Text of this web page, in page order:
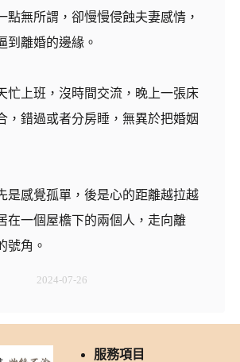
點無所謂，卻慢慢侵蝕夫妻感情，
到離婚的邊緣。
忙上班，沒時間交流，晚上一張床
，錯過或者分房睡，無異於把婚姻
是感覺孤單，後是心的距離越拉越
在一個屋檐下的兩個人，走向離
號角。
2024-07-26
服務項目